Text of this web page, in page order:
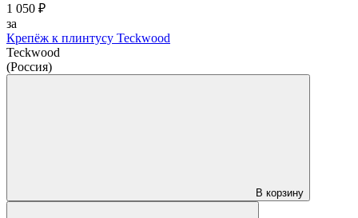
1 050 ₽
за
Крепёж к плинтусу Teckwood
Teckwood
(Россия)
В корзину